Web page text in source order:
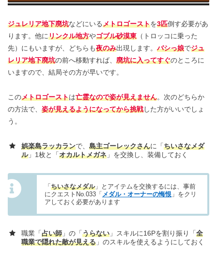
ジュレリア地下廃坑などにいるメトロゴーストを3匹倒す必要があ
ります。他にリンクル地方やゴブル砂漠東 （トロッコに乗った
先）にもいますが、どちらも夜のみ出現します。 バシっ娘でジュ
レリア地下廃坑の前へ移動すれば、 廃坑に入ってすぐのところに
いますので、結局その方が早いです。
このメトロゴーストは亡霊なので姿が見えません。次のどちらか
の方法で、 姿が見えるようになってから挑戦した方がいいでしょ
う。
娯楽島ラッカランで、 島主ゴーレックさんに「ちいさなメダ
ル」1枚と「オカルトメガネ 」を交換し、装備しておく
「 ちいさなメダル」とアイテムを交換するには、事前
にクエストNo.033「 メダル・オーナーの悔恨 」をクリ
アしておく必要があります
職業「占い師 」の「うらない 」スキルに16Pを割り振り「全
職業で隠れた敵が見える 」のスキルを使えるようにしておく